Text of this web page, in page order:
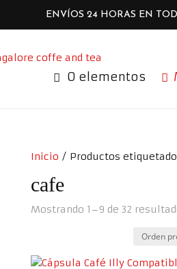
ENVÍOS 24 HORAS EN
0 elementos
Inicio / Productos
cafe
Mostrando 1–9 de 32